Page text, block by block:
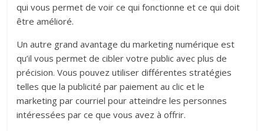
qui vous permet de voir ce qui fonctionne et ce qui doit
être amélioré.
Un autre grand avantage du marketing numérique est
qu’il vous permet de cibler votre public avec plus de
précision. Vous pouvez utiliser différentes stratégies
telles que la publicité par paiement au clic et le
marketing par courriel pour atteindre les personnes
intéressées par ce que vous avez à offrir.